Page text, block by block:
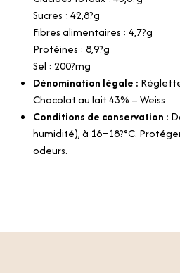
Sucres : 42,8?g
Fibres alimentaires : 4,7?g
Protéines : 8,9?g
Sel : 200?mg
Dénomination légale :
Chocolat au lait 43% – Weiss
Conditions de conservation :
humidité), à 16–18?°C.
odeurs.